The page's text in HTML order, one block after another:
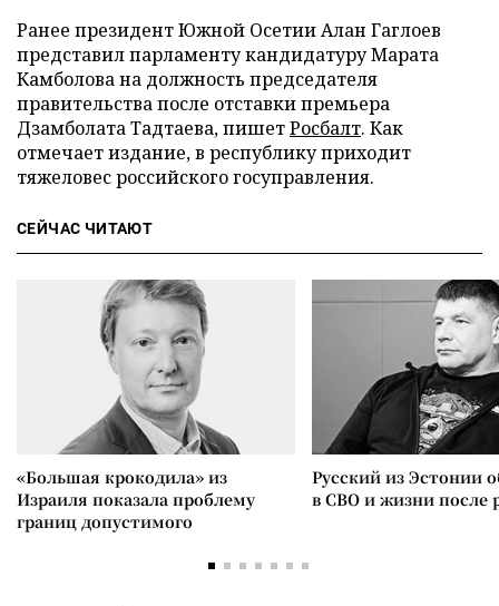
Ранее президент Южной Осетии Алан Гаглоев
представил парламенту кандидатуру Марата
Камболова на должность председателя
правительства после отставки премьера
Дзамболата Тадтаева, пишетРосбалт. Как
отмечает издание, в республику приходит
тяжеловес российского госуправления.
СЕЙЧАС ЧИТАЮТ
«Большая крокодила» из
Израиля показала проблему
границ допустимого
Русский из Эстонии
в СВО и жизни после